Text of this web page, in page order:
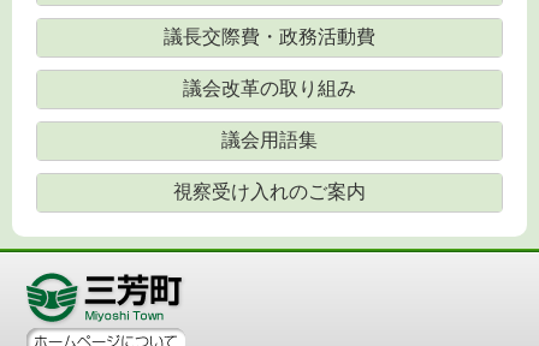
議長交際費・政務活動費
議会改革の取り組み
議会用語集
視察受け入れのご案内